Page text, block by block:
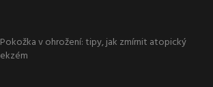
Pokožka v ohrožení: tipy, jak zmírnit atopický
ekzém